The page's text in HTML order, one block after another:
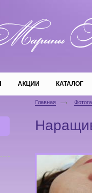
АКЦИИ КАТАЛОГ
Главная